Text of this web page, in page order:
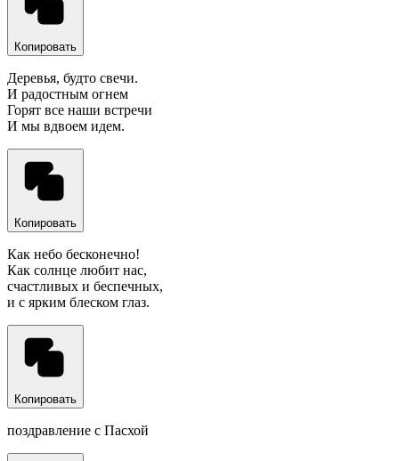
Копировать
Деревья, будто свечи.
И радостным огнем
Горят все наши встречи
И мы вдвоем идем.
Копировать
Как небо бесконечно!
Как солнце любит нас,
счастливых и беспечных,
и с ярким блеском глаз.
Копировать
поздравление с Пасхой